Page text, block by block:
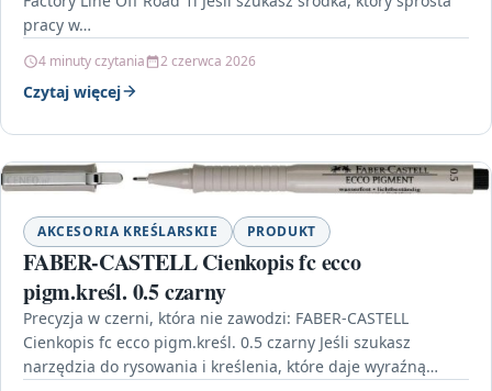
pracy w…
4 minuty czytania 2 czerwca 2026
Czytaj więcej
AKCESORIA KREŚLARSKIE PRODUKT
FABER-CASTELL Cienkopis fc ecco
pigm.kreśl. 0.5 czarny
Precyzja w czerni, która nie zawodzi: FABER-CASTELL
Cienkopis fc ecco pigm.kreśl. 0.5 czarny Jeśli szukasz
narzędzia do rysowania i kreślenia, które daje wyraźną